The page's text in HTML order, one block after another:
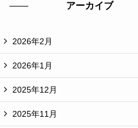
アーカイブ
2026年2月
2026年1月
2025年12月
2025年11月